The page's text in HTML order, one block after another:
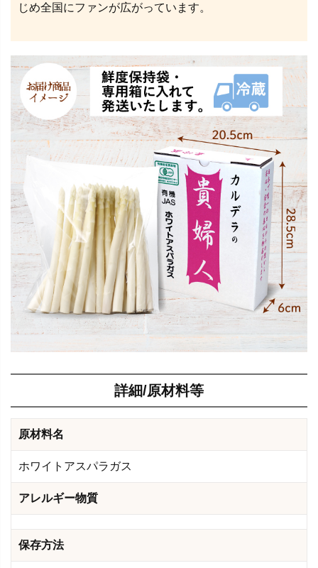
じめ全国にファンが広がっています。
詳細/原材料等
原材料名
ホワイトアスパラガス
アレルギー物質
保存方法